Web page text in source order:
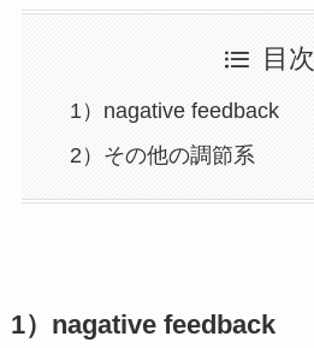
目次
1）nagative feedback
2）その他の調節系
1）nagative feedback